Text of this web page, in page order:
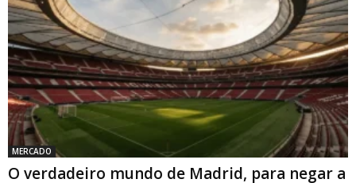
MERCADO
O verdadeiro mundo de Madrid, para negar a